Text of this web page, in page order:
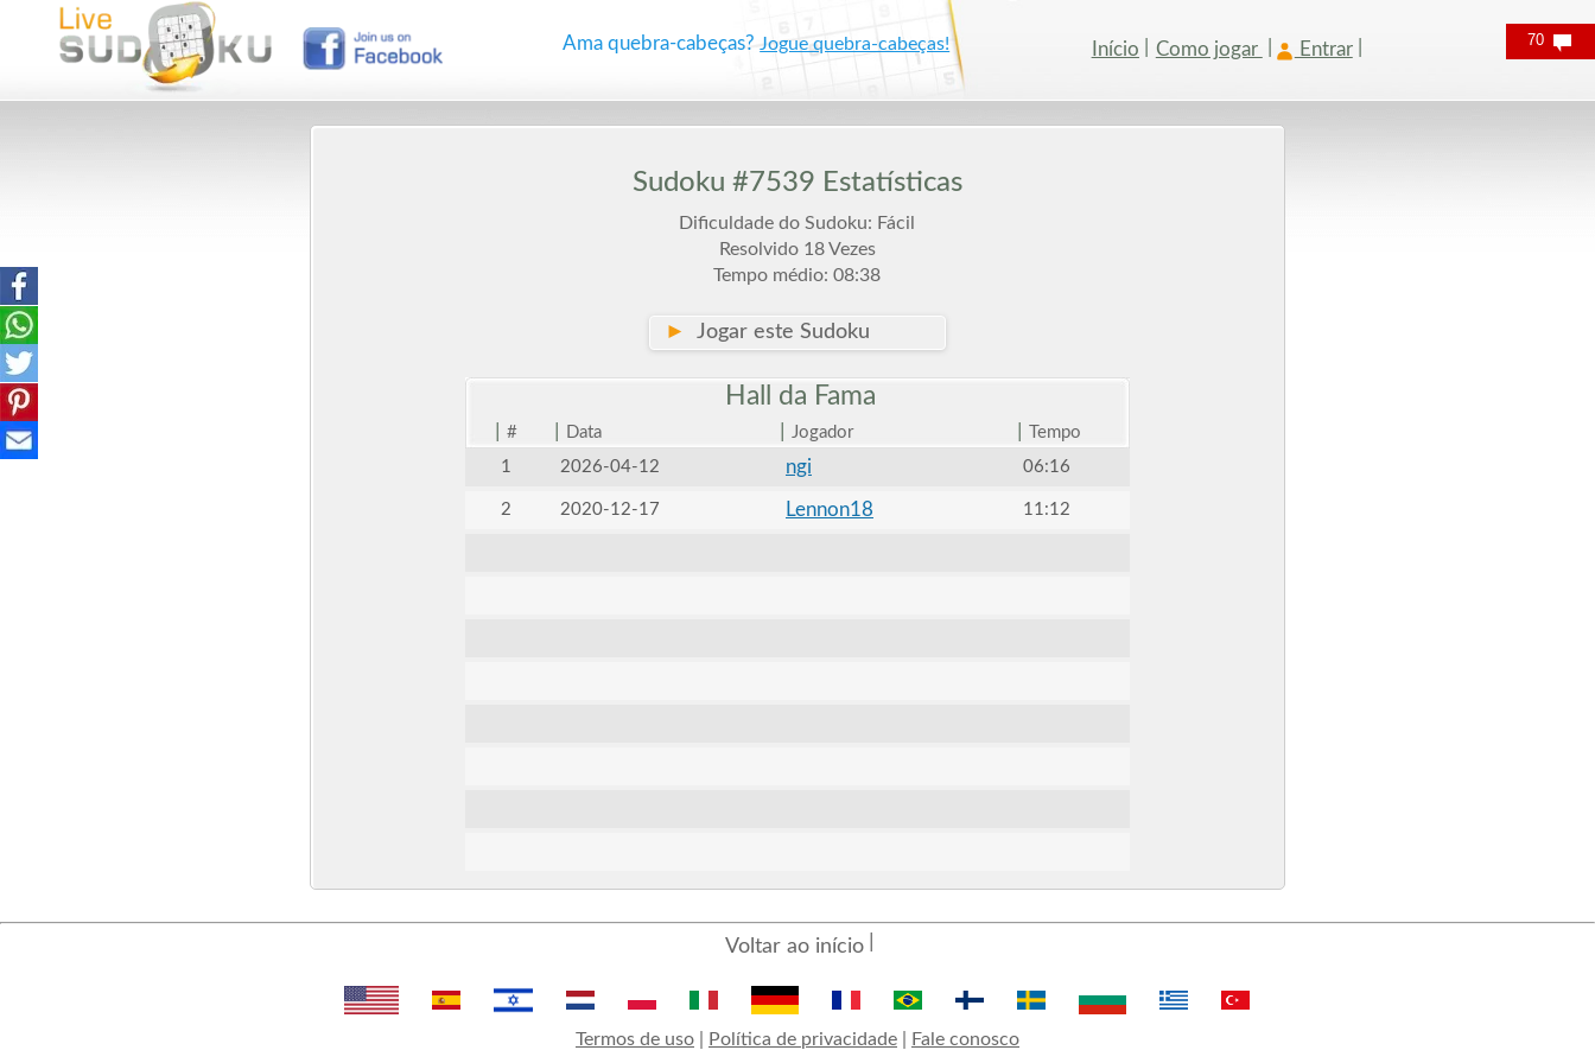
Ama quebra-cabeças? Jogue quebra-cabeças! Início Como jogar Entrar
Sudoku #7539 Estatísticas
Dificuldade do Sudoku: Fácil
Resolvido 18 Vezes
Tempo médio: 08:38
► Jogar este Sudoku
Hall da Fama
# Data Jogador
Tempo
1
2026-04-12 ngi 06:16
2 2020-12-17 Lennon18 11:12
Voltar ao início
Termos de uso| Política de privacidade| Fale conosco
70